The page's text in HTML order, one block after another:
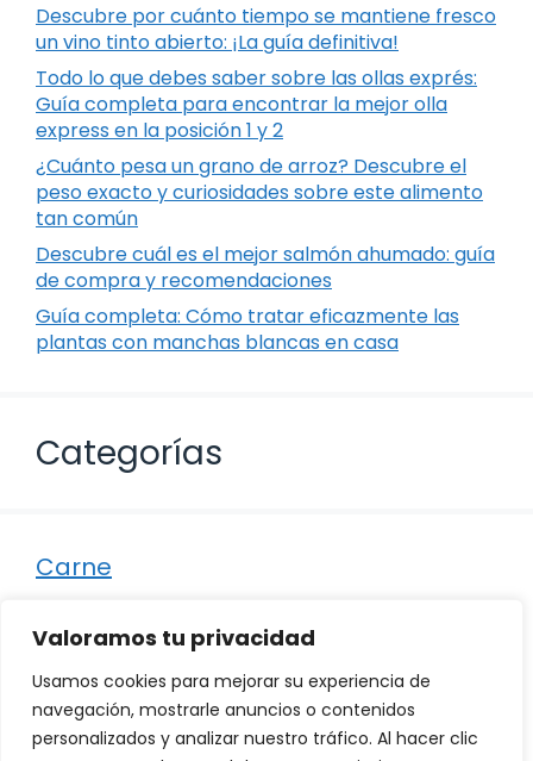
Valoramos tu privacidad
Usamos cookies para mejorar su experiencia de
navegación, mostrarle anuncios o contenidos
personalizados y analizar nuestro tráfico. Al hacer clic
Descubre por cuánto tiempo se mantiene fresco
un vino tinto abierto: ¡La guía definitiva!
Todo lo que debes saber sobre las ollas exprés:
Guía completa para encontrar la mejor olla
express en la posición 1 y 2
¿Cuánto pesa un grano de arroz? Descubre el
peso exacto y curiosidades sobre este alimento
tan común
Descubre cuál es el mejor salmón ahumado: guía
de compra y recomendaciones
Guía completa: Cómo tratar eficazmente las
plantas con manchas blancas en casa
Categorías
Carne
Marisco
Otro
Pescado